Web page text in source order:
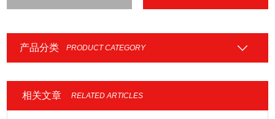
产品分类 PRODUCT CATEGORY
相关文章 RELATED ARTICLES